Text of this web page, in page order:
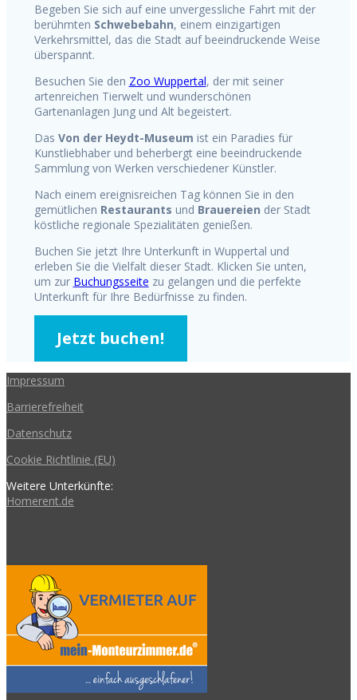
Begeben Sie sich auf eine unvergessliche Fahrt mit der
berühmten Schwebebahn, einem einzigartigen
Verkehrsmittel, das die Stadt auf beeindruckende Weise
überspannt.
Besuchen Sie den Zoo Wuppertal, der mit seiner
artenreichen Tierwelt und wunderschönen
Gartenanlagen Jung und Alt begeistert.
Das Von der Heydt-Museum ist ein Paradies für
Kunstliebhaber und beherbergt eine beeindruckende
Sammlung von Werken verschiedener Künstler.
Nach einem ereignisreichen Tag können Sie in den
gemütlichen Restaurants und Brauereien der Stadt
köstliche regionale Spezialitäten genießen.
Buchen Sie jetzt Ihre Unterkunft in Wuppertal und
erleben Sie die Vielfalt dieser Stadt. Klicken Sie unten,
um zur Buchungsseite zu gelangen und die perfekte
Unterkunft für Ihre Bedürfnisse zu finden.
Jetzt buchen!
Impressum
Barrierefreiheit
Datenschutz
Cookie Richtlinie (EU)
Weitere Unterkünfte:
Homerent.de